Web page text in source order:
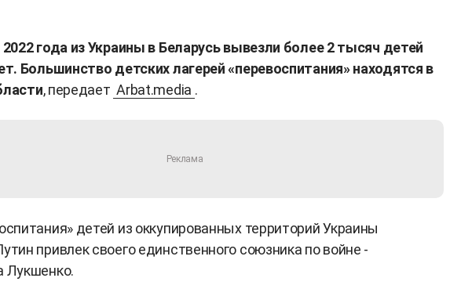
года из Украины в Беларусь вывезли более 2 тысяч детей
Большинство детских лагерей «перевоспитания» находятся в
, передает Arbat.media .
детей из оккупированных территорий Украины
привлек своего единственного союзника по войне -
Лукшенко.